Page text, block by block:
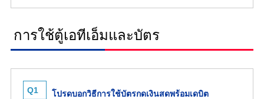
การใช้ตู้เอทีเอ็มและบัตร
Q1 โปรดบอกวิธีการใช้บัตรกดเงินสดพร้อมเดบิต